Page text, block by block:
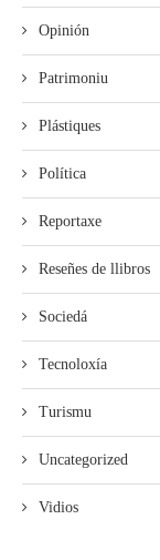
Opinión
Patrimoniu
Plástiques
Política
Reportaxe
Reseñes de llibros
Sociedá
Tecnoloxía
Turismu
Uncategorized
Vidios